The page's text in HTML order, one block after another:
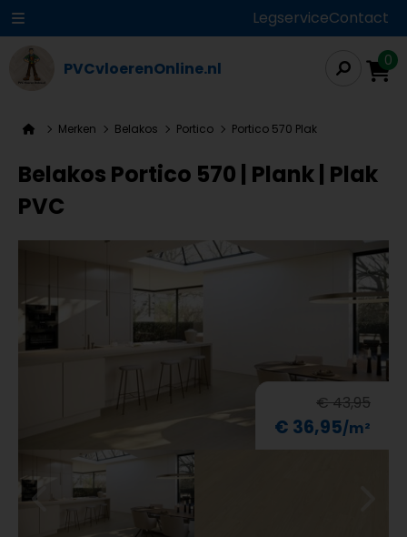
LegserviceContact
PVCvloerenOnline.nl 0
Merken Belakos Portico Portico 570 Plak
Belakos Portico 570 | Plank | Plak
PVC
€ 43,95
€ 36,95